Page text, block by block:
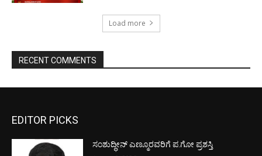
Load more
RECENT COMMENTS
EDITOR PICKS
ಸಂಶುದ್ಧೀನ್ ಎಣ್ಮೂರವರಿಗೆ ಪ.ಗೋ ಪ್ರಶಸ್ತಿ